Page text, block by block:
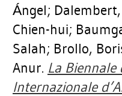
Ángel;
Chien-hui;
Salah; Brollo,
Anur. La Biennale
Internazionale